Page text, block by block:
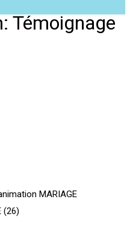
Témoignage
MARIAGE
(26)